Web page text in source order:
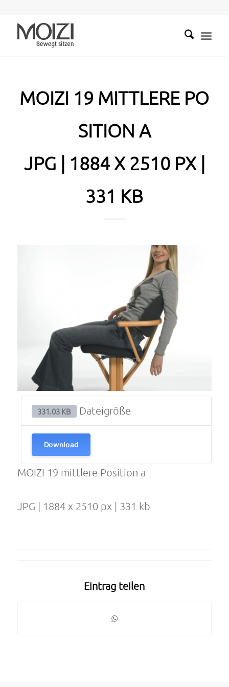
MOIZI 19 MITTLERE PO
SITION A
JPG | 1884 X 2510 PX |
331 KB
331.03 KB Dateigröße
Download
MOIZI 19 mittlere Position a
JPG | 1884 x 2510 px | 331 kb
Eintrag teilen